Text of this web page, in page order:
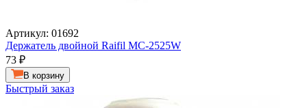
Артикул: 01692
Держатель двойной Raifil MC-2525W
73 ₽
В корзину
Быстрый заказ